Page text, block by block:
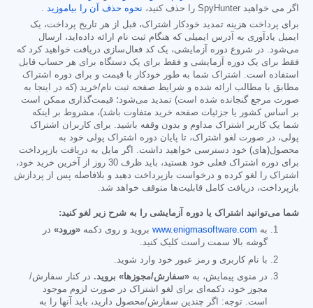
اگر می خواهید SpyHunter را حذف کنید،
نحوه حذف آن را بیاموزید .
برای پرداخت هزینه تمدید خودکار اشتراک، قبل از هر تاریخ پرداخت، یک
ایمیل یادآوری به آدرس ایمیلی که هنگام ثبت نام ارائه داده‌اید، ارسال
می‌شود. در شروع دوره آزمایشی، یک کد فعال‌سازی دریافت خواهید کرد که
فقط برای یک دوره آزمایشی و فقط برای یک دستگاه برای هر حساب قابل
استفاده است. اشتراک شما به طور خودکار با قیمت و برای دوره اشتراک
مطابق با مطالب ارائه شده و شرایط صفحه ثبت نام/خرید (که در اینجا به
صورت مرجع گنجانده شده است) تمدید می‌شود؛ قیمت‌گذاری ممکن است
بر اساس کشور یا جزئیات صفحه خرید متفاوت باشد)، مشروط بر اینکه
شما یک کاربر اشتراک مداوم و بدون وقفه باشید. برای کاربران اشتراک
پولی، در صورت لغو اشتراک، تا پایان دوره اشتراک پولی خود به
محصول(های) خود دسترسی خواهید داشت. اگر مایل به دریافت بازپرداخت
برای دوره اشتراک فعلی خود هستید، باید ظرف 30 روز از آخرین خرید خود،
اشتراک را لغو کرده و درخواست بازپرداخت دهید و بلافاصله پس از پردازش
بازپرداخت، دریافت کامل قابلیت‌ها متوقف خواهد شد.
شما می‌توانید اشتراک یا دوره آزمایشی را به شرح زیر لغو کنید:
به www.enigmasoftware.com بروید و روی دکمه «ورود» در
گوشه بالا سمت راست کلیک کنید.
با نام کاربری و رمز عبور خود وارد شوید.
در منوی پیمایش، به «سفارش/مجوزها» بروید. در کنار سفارش/
مجوز خود، دکمه‌ای برای لغو اشتراک در صورت لزوم موجود
است. توجه: اگر چندین سفارش/محصول دارید، باید آنها را به